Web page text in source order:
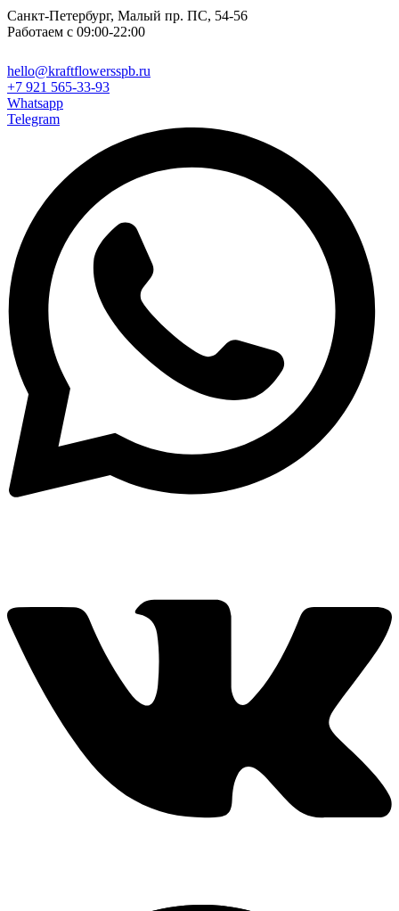
Санкт-Петербург, Малый пр. ПС, 54-56
Работаем с 09:00-22:00
hello@kraftflowersspb.ru
+7 921 565-33-93
Whatsapp
Telegram